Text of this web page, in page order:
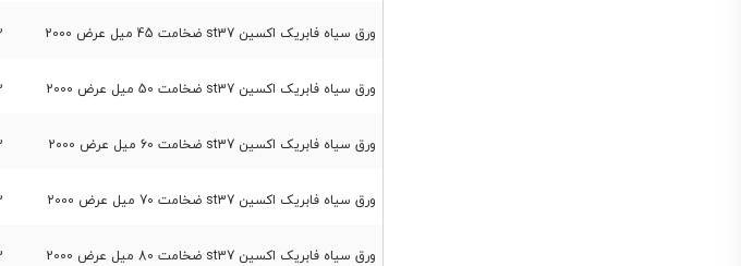
ورق سیاه فابریک اکسین st37 ضخامت 45 میل عرض 2000
ورق سیاه فابریک اکسین st37 ضخامت 50 میل عرض 2000
ورق سیاه فابریک اکسین st37 ضخامت 60 میل عرض 2000
ورق سیاه فابریک اکسین st37 ضخامت 70 میل عرض 2000
ورق سیاه فابریک اکسین st37 ضخامت 80 میل عرض 2000